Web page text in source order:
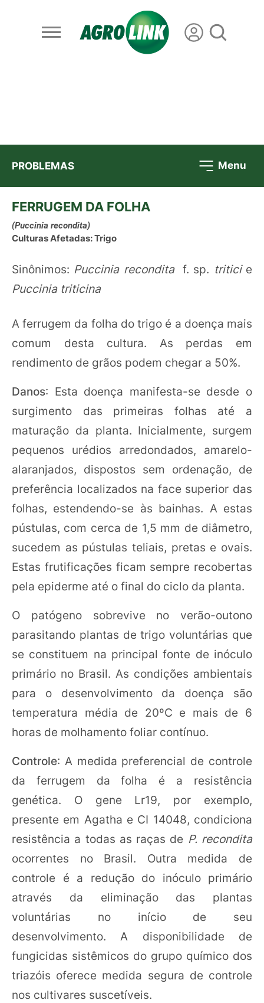
PROBLEMAS Menu
FERRUGEM DA FOLHA
(Puccinia recondita)
Culturas Afetadas: Trigo
Sinônimos: Puccinia reconditaf. sp. tritici e
Puccinia triticina
A ferrugem da folha do trigo é a doença mais
comum desta cultura. As perdas em
rendimento de grãos podem chegar a 50%.
Danos: Esta doença manifesta-se desde o
surgimento das primeiras folhas até a
maturação da planta. Inicialmente, surgem
pequenos urédios arredondados, amarelo-
alaranjados, dispostos sem ordenação, de
preferência localizados na face superior das
folhas, estendendo-se às bainhas. A estas
pústulas, com cerca de 1,5 mm de diâmetro,
sucedem as pústulas teliais, pretas e ovais.
Estas frutificações ficam sempre recobertas
pela epiderme até o final do ciclo da planta.
O patógeno sobrevive no verão-outono
parasitando plantas de trigo voluntárias que
se constituem na principal fonte de inóculo
primário no Brasil. As condições ambientais
para o desenvolvimento da doença são
temperatura média de 20ºC e mais de 6
horas de molhamento foliar contínuo.
Controle: A medida preferencial de controle
da ferrugem da folha é a resistência
genética. O gene Lr19, por exemplo,
presente em Agatha e CI 14048, condiciona
resistência a todas as raças de P. recondita
ocorrentes no Brasil. Outra medida de
controle é a redução do inóculo primário
através da eliminação das plantas
voluntárias no início de seu
desenvolvimento. A disponibilidade de
fungicidas sistêmicos do grupo químico dos
triazóis oferece medida segura de controle
nos cultivares suscetíveis.